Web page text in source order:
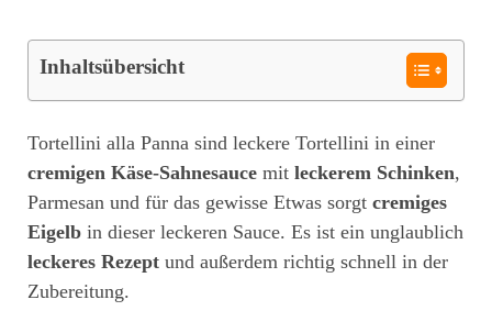
Inhaltsübersicht
Tortellini alla Panna sind leckere Tortellini in einer
cremigen Käse-Sahnesauce mit leckerem Schinken,
Parmesan und für das gewisse Etwas sorgt cremiges
Eigelb in dieser leckeren Sauce. Es ist ein unglaublich
leckeres Rezept und außerdem richtig schnell in der
Zubereitung.